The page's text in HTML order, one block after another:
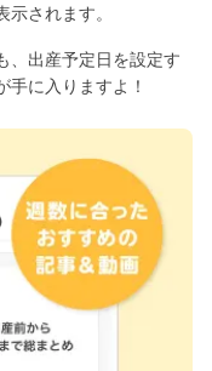
されます。
、出産予定日を設定す
手に入りますよ！